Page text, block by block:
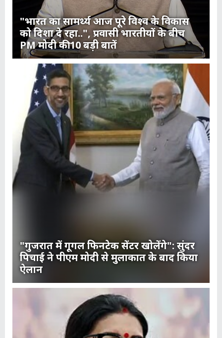
"भारत का सामर्थ्य आज पूरे विश्व के विकास
को दिशा दे रहा..", प्रवासी भारतीयों के बीच
PM मोदी की 10 बड़ी बातें
"गुजरात में गूगल फिनटेक सेंटर खोलेंगे": सुंदर
पिचाई ने पीएम मोदी से मुलाकात के बाद किया
ऐलान